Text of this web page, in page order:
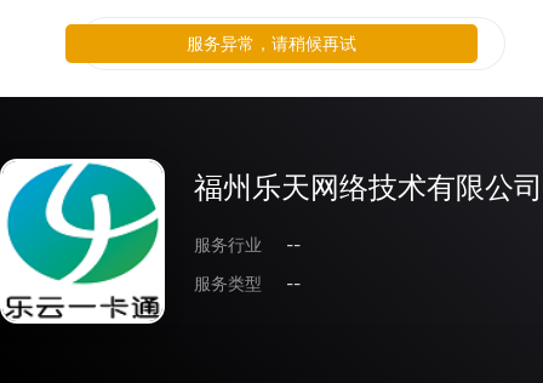
福州乐天网络技术有限公司
服务行业
--
服务类型
--
服务异常，请稍候再试